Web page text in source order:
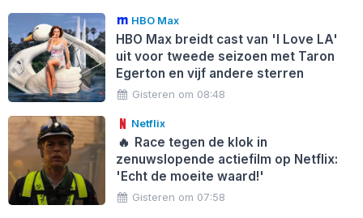
HBO Max
HBO Max breidt cast van 'I Love LA'
uit voor tweede seizoen met Taron
Egerton en vijf andere sterren
Gisteren om 08:48
Netflix
🔥 Race tegen de klok in
zenuwslopende actiefilm op Netflix:
'Echt de moeite waard!'
Gisteren om 07:58